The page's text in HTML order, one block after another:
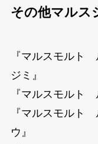
その他マルス
『マルスモルト
ジミ』
『マルスモルト
『マルスモルト
ウ』